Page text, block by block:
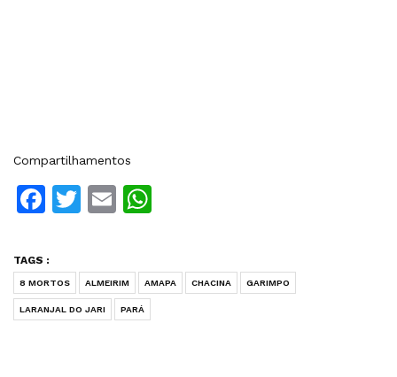
Compartilhamentos
Facebook
Twitter
Email
TAGS :
8 MORTOS ALMEIRIM AMAPA CHACINA GARIMPO
LARANJAL DO JARI PARÁ